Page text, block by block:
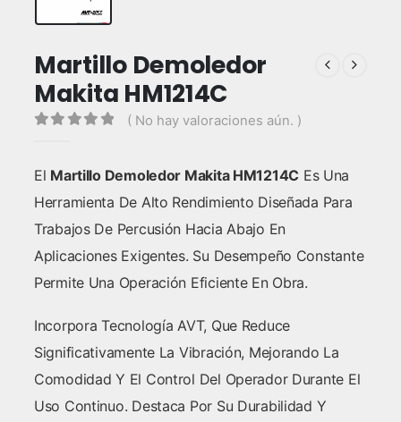
Martillo Demoledor
Makita HM1214C
( No hay valoraciones aún. )
El Martillo Demoledor Makita HM1214C Es Una
Herramienta De Alto Rendimiento Diseñada Para
Trabajos De Percusión Hacia Abajo En
Aplicaciones Exigentes. Su Desempeño Constante
Permite Una Operación Eficiente En Obra.
Incorpora Tecnología AVT, Que Reduce
Significativamente La Vibración, Mejorando La
Comodidad Y El Control Del Operador Durante El
Uso Continuo. Destaca Por Su Durabilidad Y